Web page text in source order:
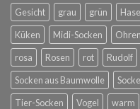
Gesicht
grau grün Hase
Küken
Midi-Socken Ohren
rosa
Rosen rot Rudolf
Socken aus Baumwolle
Tier-Socken
Vogel warm